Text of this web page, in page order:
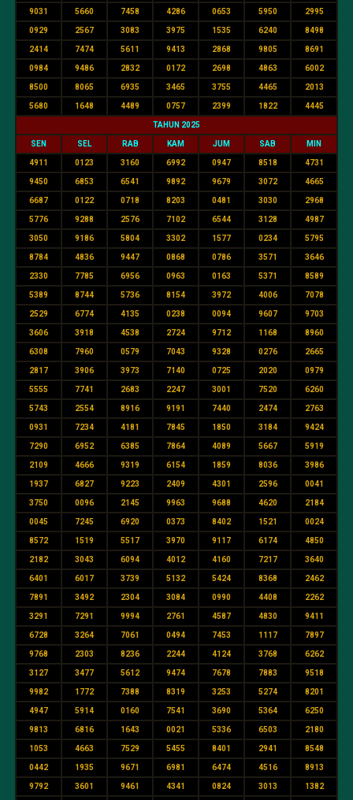
9031 5660 7458 4286 0653 5950 2995
0929 2567 3083 3975 1535 6240 8498
2414 7474 5611 9413 2868 9805 8691
0984 9486 2832 0172 2698 4863 6002
8500 8065 6935 3465 3755 4465 2013
5680 1648 4489 0757 2399 1822 4445
TAHUN 2025
SEN SEL RAB KAM JUM SAB MIN
4911 0123 3160 6992 0947 8518 4731
9450 6853 6541 9892 9679 3072 4665
6687 0122 0718 8203 0481 3030 2968
5776 9288 2576 7102 6544 3128 4987
3050 9186 5804 3302 1577 0234 5795
8784 4836 9447 0868 0786 3571 3646
2330 7785 6956 0963 0163 5371 8589
5389 8744 5736 8154 3972 4006 7078
2529 6774 4135 0238 0094 9607 9703
3606 3918 4538 2724 9712 1168 8960
6308 7960 0579 7043 9328 0276 2665
2817 3906 3973 7140 0725 2020 0979
5555 7741 2683 2247 3001 7520 6260
5743 2554 8916 9191 7440 2474 2763
0931 7234 4181 7845 1850 3184 9424
7290 6952 6385 7864 4089 5667 5919
2109 4666 9319 6154 1859 8036 3986
1937 6827 9223 2409 4301 2596 0041
3750 0096 2145 9963 9688 4620 2184
0045 7245 6920 0373 8402 1521 0024
8572 1519 5517 3970 9117 6174 4850
2182 3043 6094 4012 4160 7217 3640
6401 6017 3739 5132 5424 8368 2462
7891 3492 2304 3084 0990 4408 2262
3291 7291 9994 2761 4587 4830 9411
6728 3264 7061 0494 7453 1117 7897
9768 2303 8236 2244 4124 3768 6262
3127 3477 5612 9474 7678 7883 9518
9982 1772 7388 8319 3253 5274 8201
4947 5914 0160 7541 3690 5364 6250
9813 6816 1643 0021 5336 6503 2180
1053 4663 7529 5455 8401 2941 8548
0442 1935 9671 6981 6474 4516 8913
9792 3601 9461 4341 0824 3013 1382